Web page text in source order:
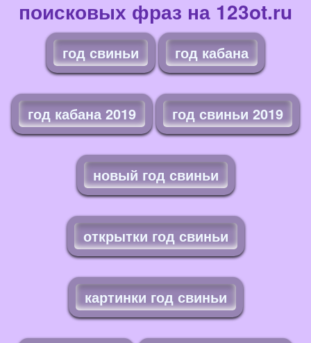
поисковых фраз на 123ot.ru
год свиньи год кабана
год кабана 2019 год свиньи 2019
новый год свиньи
открытки год свиньи
картинки год свиньи